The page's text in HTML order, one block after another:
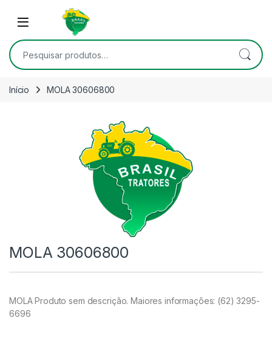
Skip to navigation
Open
Pesquisar por:
Início MOLA 30606800
MOLA 30606800
MOLA Produto sem descrição. Maiores informações: (62) 3295-
6696